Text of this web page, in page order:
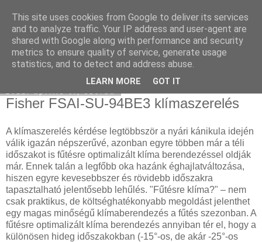
Hulladékgyűjtés
Fisher FSAI-SU-94BE3 klímaszerelés
A klímaszerelés kérdése legtöbbször a nyári kánikula idején
válik igazán népszerűvé, azonban egyre többen már a téli
időszakot is fűtésre optimalizált klíma berendezéssel oldják
már. Ennek talán a legfőbb oka hazánk éghajlatváltozása,
hiszen egyre kevesebbszer és rövidebb időszakra
tapasztalható jelentősebb lehűlés. "Fűtésre klíma?" – nem
csak praktikus, de költséghatékonyabb megoldást jelenthet
egy magas minőségű klímaberendezés a fűtés szezonban. A
fűtésre optimalizált klíma berendezés annyiban tér el, hogy a
különösen hideg időszakokban (-15°-os, de akár -25°-os
This site uses cookies from Google to deliver its services
and to analyze traffic. Your IP address and user-agent are
shared with Google along with performance and security
metrics to ensure quality of service, generate usage
statistics, and to detect and address abuse.
LEARN MORE GOT IT